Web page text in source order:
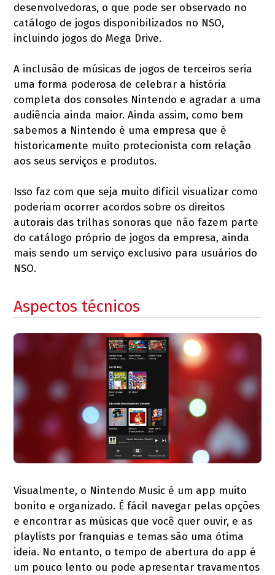
desenvolvedoras, o que pode ser observado no
catálogo de jogos disponibilizados no NSO,
incluindo jogos do Mega Drive.
A inclusão de músicas de jogos de terceiros seria
uma forma poderosa de celebrar a história
completa dos consoles Nintendo e agradar a uma
audiência ainda maior. Ainda assim, como bem
sabemos a Nintendo é uma empresa que é
historicamente muito protecionista com relação
aos seus serviços e produtos.
Isso faz com que seja muito difícil visualizar como
poderiam ocorrer acordos sobre os direitos
autorais das trilhas sonoras que não fazem parte
do catálogo próprio de jogos da empresa, ainda
mais sendo um serviço exclusivo para usuários do
NSO.
Aspectos técnicos
Visualmente, o Nintendo Music é um app muito
bonito e organizado. É fácil navegar pelas opções
e encontrar as músicas que você quer ouvir, e as
playlists por franquias e temas são uma ótima
ideia. No entanto, o tempo de abertura do app é
um pouco lento ou pode apresentar travamentos